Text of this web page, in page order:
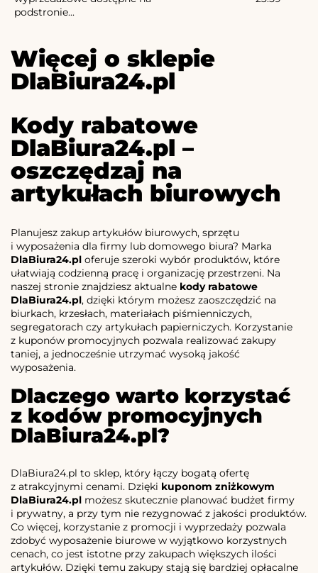
podstronie...
Więcej o sklepie
DlaBiura24.pl
Kody rabatowe
DlaBiura24.pl –
oszczędzaj na
artykułach biurowych
Planujesz zakup artykułów biurowych, sprzętu
i wyposażenia dla firmy lub domowego biura? Marka
DlaBiura24.pl oferuje szeroki wybór produktów, które
ułatwiają codzienną pracę i organizację przestrzeni. Na
naszej stronie znajdziesz aktualne kody rabatowe
DlaBiura24.pl, dzięki którym możesz zaoszczędzić na
biurkach, krzesłach, materiałach piśmienniczych,
segregatorach czy artykułach papierniczych. Korzystanie
z kuponów promocyjnych pozwala realizować zakupy
taniej, a jednocześnie utrzymać wysoką jakość
wyposażenia.
Dlaczego warto korzystać
z kodów promocyjnych
DlaBiura24.pl?
DlaBiura24.pl to sklep, który łączy bogatą ofertę
z atrakcyjnymi cenami. Dzięki kuponom zniżkowym
DlaBiura24.pl możesz skutecznie planować budżet firmy
i prywatny, a przy tym nie rezygnować z jakości produktów.
Co więcej, korzystanie z promocji i wyprzedaży pozwala
zdobyć wyposażenie biurowe w wyjątkowo korzystnych
cenach, co jest istotne przy zakupach większych ilości
artykułów. Dzięki temu zakupy stają się bardziej opłacalne